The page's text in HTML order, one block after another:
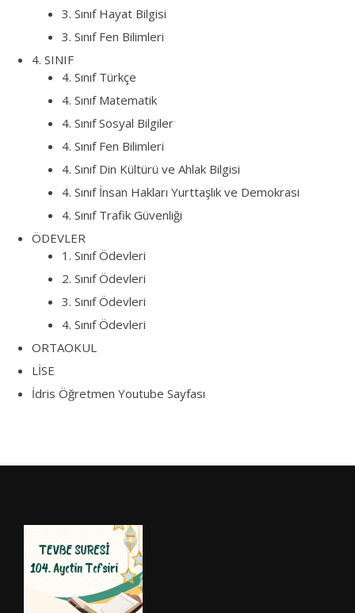
3. Sınıf Hayat Bilgisi
3. Sınıf Fen Bilimleri
4. SINIF
4. Sınıf Türkçe
4. Sınıf Matematik
4. Sınıf Sosyal Bilgiler
4. Sınıf Fen Bilimleri
4. Sınıf Din Kültürü ve Ahlak Bilgisi
4. Sınıf İnsan Hakları Yurttaşlık ve Demokrasi
4. Sınıf Trafik Güvenliği
ÖDEVLER
1. Sınıf Ödevleri
2. Sınıf Ödevleri
3. Sınıf Ödevleri
4. Sınıf Ödevleri
ORTAOKUL
LİSE
İdris Öğretmen Youtube Sayfası